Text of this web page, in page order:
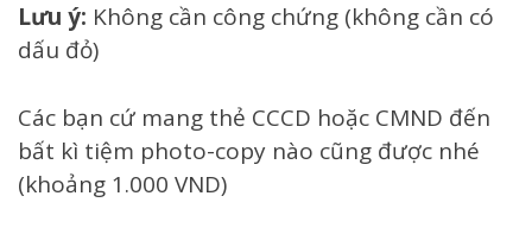
Lưu ý: Không cần công chứng (không cần có
dấu đỏ)
Các bạn cứ mang thẻ CCCD hoặc CMND đến
bất kì tiệm photo-copy nào cũng được nhé
(khoảng 1.000 VND)